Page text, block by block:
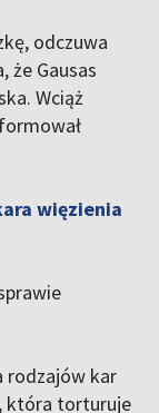
odczuwa
że Gausas
Wciąż
więzienia
rodzajów kar
która torturuje